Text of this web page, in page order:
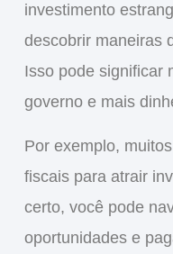
investimento
descobrir maneiras
Isso pode significar
governo e mais
Por exemplo,
fiscais para atrair
certo, você pode
oportunidades e